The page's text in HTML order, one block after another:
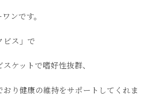
ンです。
ビス」で
ケットで嗜好性抜群、
おり健康の維持をサポートしてくれま